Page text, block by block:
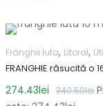
Frânghii Iuta, Litoral,
FRANGHIE răsucită o
340.50lei
274.43lei